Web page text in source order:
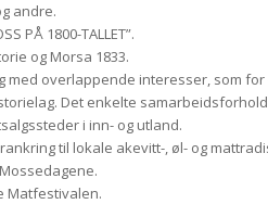
andre.
PÅ 1800-TALLET”.
og Morsa 1833.
overlappende interesser, som
Det enkelte
i inn- og utland.
til lokale akevitt-, øl- og
Matfestivalen.